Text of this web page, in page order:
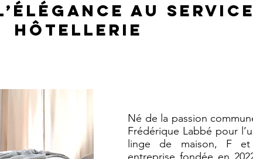
au
hôtellerie
Né de la passion
Frédérique Labbé pour
linge de maison, F